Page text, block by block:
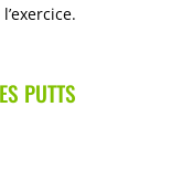
PUTTS